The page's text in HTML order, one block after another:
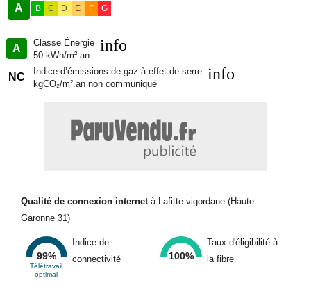
A B C D E F G
A
Classe Énergie
50 kWh/m² an
info
NC
Indice d’émissions de gaz à effet de serre
kgCO₂/m².an non communiqué
info
Qualité de connexion internetà Lafitte-vigordane (Haute-
Garonne 31)
99%
Télétravail
optimal
Indice de
connectivité
100%
Taux d'éligibilité à
la fibre